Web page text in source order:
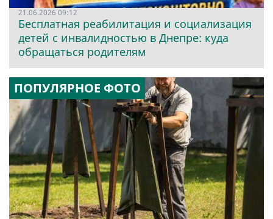
21.06.2026 09:12
Бесплатная реабилитация и социализация
детей с инвалидностью в Днепре: куда
обращаться родителям
ПОПУЛЯРНОЕ ФОТО